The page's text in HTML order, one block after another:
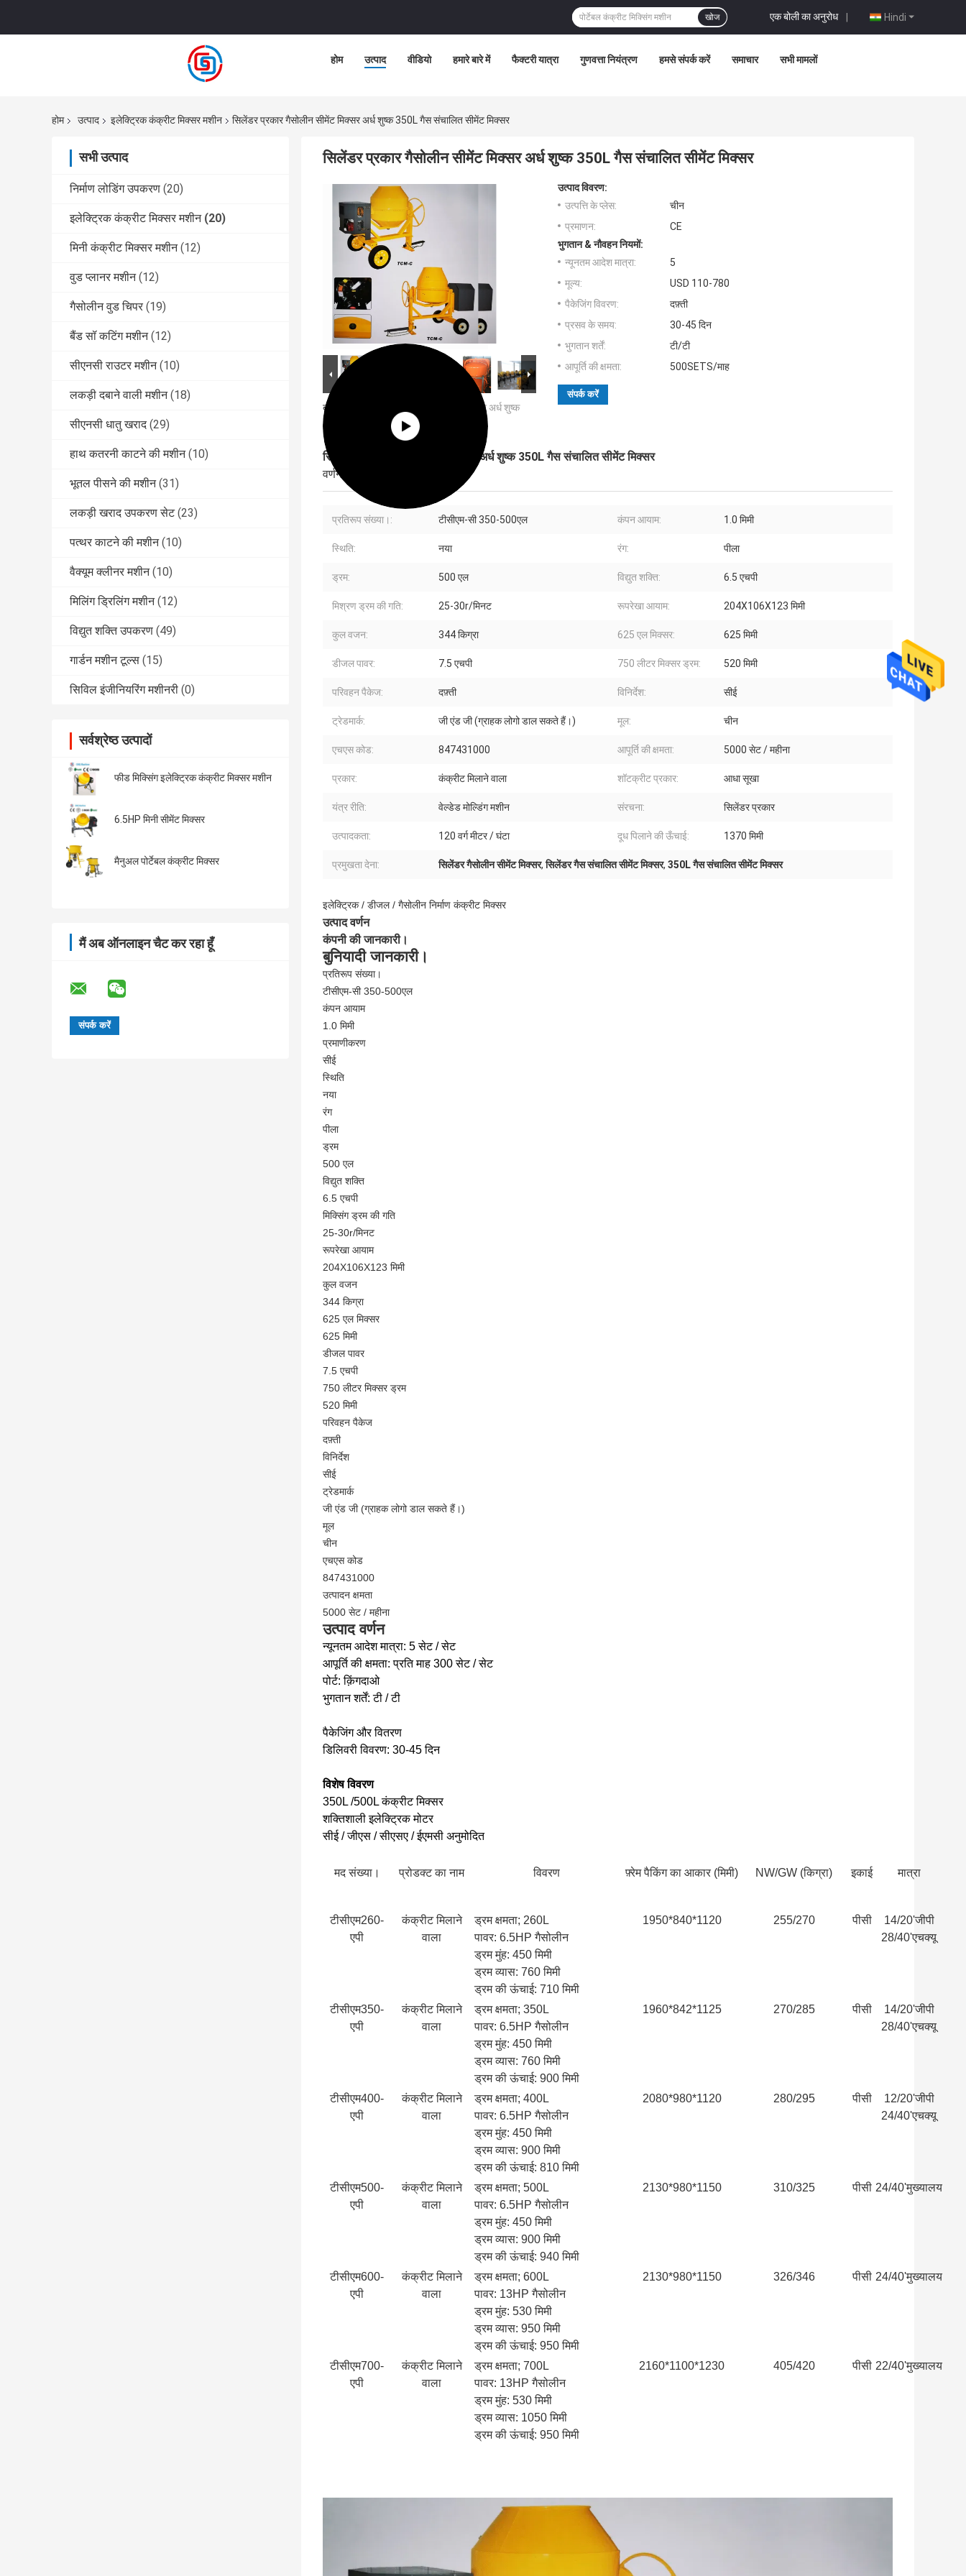
Hindi
एक बोली का अनुरोध |
खोज
होम उत्पाद वीडियो हमारे बारे में फैक्टरी यात्रा गुणवत्ता नियंत्रण हमसे संपर्क करें समाचार सभी मामलों
होम उत्पाद इलेक्ट्रिक कंक्रीट मिक्सर मशीन सिलेंडर प्रकार गैसोलीन सीमेंट मिक्सर अर्ध शुष्क 350L गैस संचालित सीमेंट मिक्सर
सभी उत्पाद
निर्माण लोडिंग उपकरण (20)
इलेक्ट्रिक कंक्रीट मिक्सर मशीन (20)
मिनी कंक्रीट मिक्सर मशीन (12)
वुड प्लानर मशीन (12)
गैसोलीन वुड चिपर (19)
बैंड सॉ कटिंग मशीन (12)
सीएनसी राउटर मशीन (10)
लकड़ी दबाने वाली मशीन (18)
सीएनसी धातु खराद (29)
हाथ कतरनी काटने की मशीन (10)
भूतल पीसने की मशीन (31)
लकड़ी खराद उपकरण सेट (23)
पत्थर काटने की मशीन (10)
वैक्यूम क्लीनर मशीन (10)
मिलिंग ड्रिलिंग मशीन (12)
विद्युत शक्ति उपकरण (49)
गार्डन मशीन टूल्स (15)
सिविल इंजीनियरिंग मशीनरी (0)
सर्वश्रेष्ठ उत्पादों
फीड मिक्सिंग इलेक्ट्रिक कंक्रीट मिक्सर मशीन
6.5HP मिनी सीमेंट मिक्सर
मैनुअल पोर्टेबल कंक्रीट मिक्सर
मैं अब ऑनलाइन चैट कर रहा हूँ
सिलेंडर प्रकार गैसोलीन सीमेंट मिक्सर अर्ध शुष्क 350L गैस संचालित सीमेंट मिक्सर
बड़ी छवि :
सिलेंडर प्रकार गैसोलीन सीमेंट मिक्सर अर्ध शुष्क
350L गैस संचालित सीमेंट मिक्सर
उत्पाद विवरण:
उत्पत्ति के प्लेस:
चीन
प्रमाणन:
CE
भुगतान & नौवहन नियमों:
न्यूनतम आदेश मात्रा:
5
मूल्य:
USD 110-780
पैकेजिंग विवरण:
दफ़्ती
प्रसव के समय:
30-45 दिन
भुगतान शर्तें:
टी/टी
आपूर्ति की क्षमता:
500SETS/माह
संपर्क करें
सिलेंडर प्रकार गैसोलीन सीमेंट मिक्सर अर्ध शुष्क 350L गैस संचालित सीमेंट मिक्सर
वर्णन
प्रतिरूप संख्या।: टीसीएम-सी 350-500एल कंपन आयाम: 1.0 मिमी
स्थिति: नया रंग: पीला
ड्रम: 500 एल विद्युत शक्ति: 6.5 एचपी
मिश्रण ड्रम की गति: 25-30r/मिनट रूपरेखा आयाम: 204X106X123 मिमी
कुल वजन: 344 किग्रा 625 एल मिक्सर: 625 मिमी
डीजल पावर: 7.5 एचपी 750 लीटर मिक्सर ड्रम: 520 मिमी
परिवहन पैकेज: दफ़्ती विनिर्देश: सीई
ट्रेडमार्क: जी एंड जी (ग्राहक लोगो डाल सकते हैं।) मूल: चीन
एचएस कोड: 847431000 आपूर्ति की क्षमता: 5000 सेट / महीना
प्रकार: कंक्रीट मिलाने वाला शॉटक्रीट प्रकार: आधा सूखा
यंत्र रीति: वेल्डेड मोल्डिंग मशीन संरचना: सिलेंडर प्रकार
उत्पादकता: 120 वर्ग मीटर / घंटा दूध पिलाने की ऊँचाई: 1370 मिमी
प्रमुखता देना: सिलेंडर गैसोलीन सीमेंट मिक्सर,सिलेंडर गैस संचालित सीमेंट मिक्सर, 350L गैस संचालित सीमेंट मिक्सर
इलेक्ट्रिक / डीजल / गैसोलीन निर्माण कंक्रीट मिक्सर
उत्पाद वर्णन
कंपनी की जानकारी।
बुनियादी जानकारी।
प्रतिरूप संख्या।
टीसीएम-सी 350-500एल
कंपन आयाम
1.0 मिमी
प्रमाणीकरण
सीई
स्थिति
नया
रंग
पीला
ड्रम
500 एल
विद्युत शक्ति
6.5 एचपी
मिक्सिंग ड्रम की गति
25-30r/मिनट
रूपरेखा आयाम
204X106X123 मिमी
कुल वजन
344 किग्रा
625 एल मिक्सर
625 मिमी
डीजल पावर
7.5 एचपी
750 लीटर मिक्सर ड्रम
520 मिमी
परिवहन पैकेज
दफ़्ती
विनिर्देश
सीई
ट्रेडमार्क
जी एंड जी (ग्राहक लोगो डाल सकते हैं।)
मूल
चीन
एचएस कोड
847431000
उत्पादन क्षमता
5000 सेट / महीना
उत्पाद वर्णन
न्यूनतम आदेश मात्रा: 5 सेट / सेट
आपूर्ति की क्षमता: प्रति माह 300 सेट / सेट
पोर्ट: क़िंगदाओ
भुगतान शर्तें: टी / टी
पैकेजिंग और वितरण
डिलिवरी विवरण: 30-45 दिन
विशेष विवरण
350L /500L कंक्रीट मिक्सर
शक्तिशाली इलेक्ट्रिक मोटर
सीई / जीएस / सीएसए / ईएमसी अनुमोदित
मद संख्या। प्रोडक्ट का नाम विवरण फ़्रेम पैकिंग का आकार (मिमी) NW/GW (किग्रा) इकाई मात्रा
टीसीएम260-
एपी
कंक्रीट मिलाने
वाला
ड्रम क्षमता; 260L
पावर: 6.5HP गैसोलीन
ड्रम मुंह: 450 मिमी
ड्रम व्यास: 760 मिमी
ड्रम की ऊंचाई: 710 मिमी
1950*840*1120 255/270 पीसी
14/20'जीपी
28/40'एचक्यू
टीसीएम350-
एपी
कंक्रीट मिलाने
वाला
ड्रम क्षमता; 350L
पावर: 6.5HP गैसोलीन
ड्रम मुंह: 450 मिमी
ड्रम व्यास: 760 मिमी
ड्रम की ऊंचाई: 900 मिमी
1960*842*1125 270/285 पीसी
14/20'जीपी
28/40'एचक्यू
टीसीएम400-
एपी
कंक्रीट मिलाने
वाला
ड्रम क्षमता; 400L
पावर: 6.5HP गैसोलीन
ड्रम मुंह: 450 मिमी
ड्रम व्यास: 900 मिमी
ड्रम की ऊंचाई: 810 मिमी
2080*980*1120 280/295 पीसी
12/20'जीपी
24/40'एचक्यू
टीसीएम500-
एपी
कंक्रीट मिलाने
वाला
ड्रम क्षमता; 500L
पावर: 6.5HP गैसोलीन
ड्रम मुंह: 450 मिमी
ड्रम व्यास: 900 मिमी
ड्रम की ऊंचाई: 940 मिमी
2130*980*1150 310/325 पीसी 24/40'मुख्यालय
टीसीएम600-
एपी
कंक्रीट मिलाने
वाला
ड्रम क्षमता; 600L
पावर: 13HP गैसोलीन
ड्रम मुंह: 530 मिमी
ड्रम व्यास: 950 मिमी
ड्रम की ऊंचाई: 950 मिमी
2130*980*1150 326/346 पीसी 24/40'मुख्यालय
टीसीएम700-
एपी
कंक्रीट मिलाने
वाला
ड्रम क्षमता; 700L
पावर: 13HP गैसोलीन
ड्रम मुंह: 530 मिमी
ड्रम व्यास: 1050 मिमी
ड्रम की ऊंचाई: 950 मिमी
2160*1100*1230 405/420 पीसी 22/40'मुख्यालय